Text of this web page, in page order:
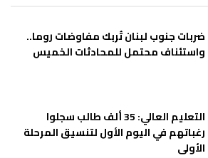
ضربات جنوب لبنان تُربك مفاوضات روما..
واستئناف محتمل للمحادثات الخميس
التعليم العالي: 35 ألف طالب سجلوا
رغباتهم في اليوم الأول لتنسيق المرحلة
الأولى